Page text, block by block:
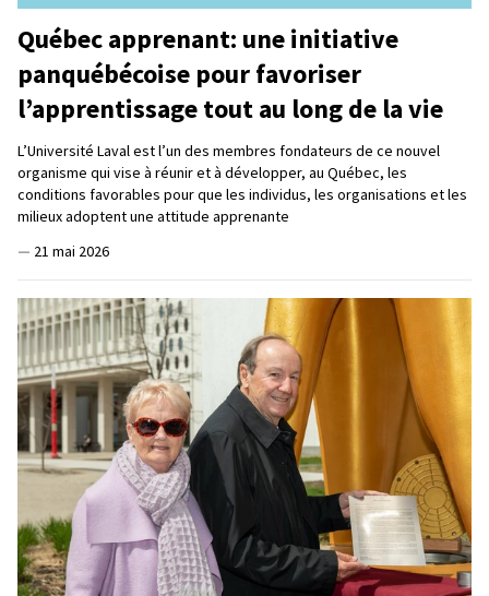
Québec apprenant: une initiative
panquébécoise pour favoriser
l’apprentissage tout au long de la vie
L’Université Laval est l’un des membres fondateurs de ce nouvel
organisme qui vise à réunir et à développer, au Québec, les
conditions favorables pour que les individus, les organisations et les
milieux adoptent une attitude apprenante
— 21 mai 2026